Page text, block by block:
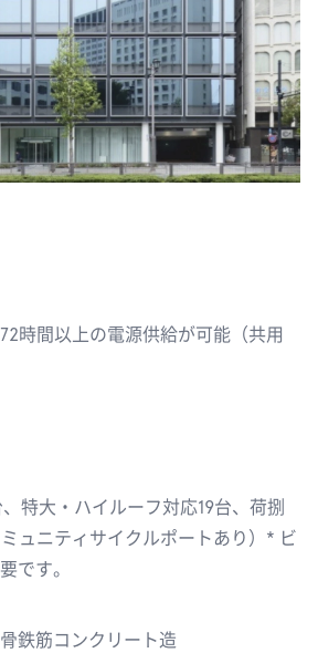
時間以上の電源供給が可能（共用
特大・ハイルーフ対応19台、荷捌
ュニティサイクルポートあり）* ビ
です。
鉄筋コンクリート造